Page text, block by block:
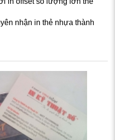
nhận in thẻ nhựa thành